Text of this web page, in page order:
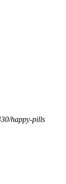
happy-pills